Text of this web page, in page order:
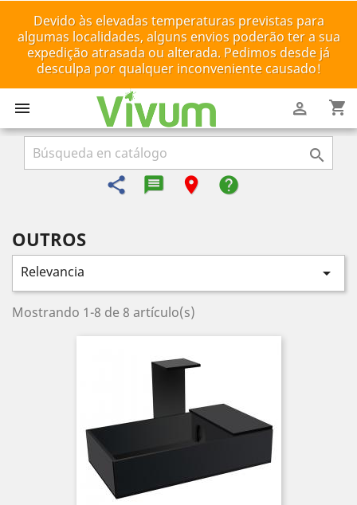
Devido às elevadas temperaturas previstas para
algumas localidades, alguns envios poderão ter a sua
expedição atrasada ou alterada. Pedimos desde já
desculpa por qualquer inconveniente causado!
 shopping_cart


share message-reply-text
room help
OUTROS
Relevancia 
Mostrando 1-8 de 8 artículo(s)